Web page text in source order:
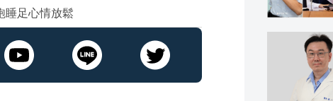
足心情放鬆